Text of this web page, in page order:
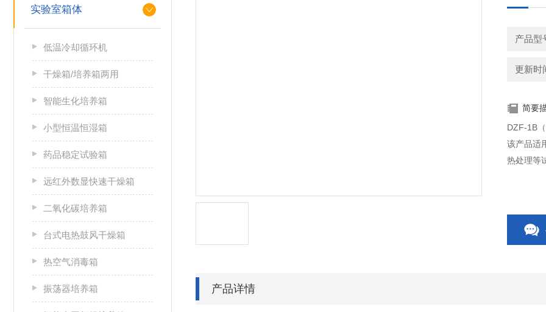
实验室箱体
低温冷却循环机
干燥箱/培养箱两用
智能生化培养箱
小型恒温恒湿箱
药品稳定试验箱
远红外数显快速干燥箱
二氧化碳培养箱
台式电热鼓风干燥箱
热空气消毒箱
振荡器培养箱
产品型
更新时
简要
DZF-1B
该产品适
热处理等
产品详情